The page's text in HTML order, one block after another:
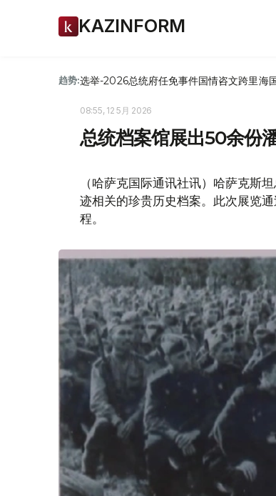
KAZINFORM
趋势:选举-2026总统府任免事件国情咨文跨里海
08:55, 12 5月 2026
总统档案馆展出50余份
（哈萨克国际通讯社讯）哈萨克斯
迹相关的珍贵历史档案。此次展览
程。